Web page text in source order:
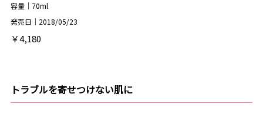
容量｜70ml
発売日｜2018/05/23
￥4,180
トラブルを寄せつけない肌に